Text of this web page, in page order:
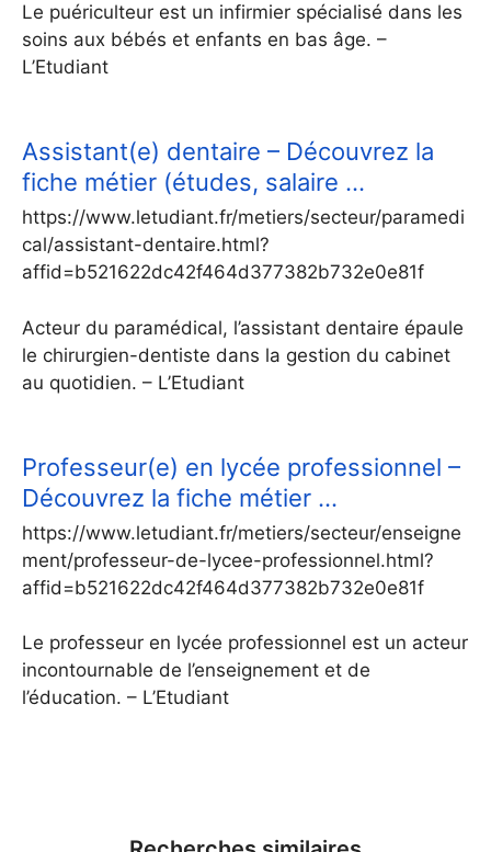
Le puériculteur est un infirmier spécialisé dans les
soins aux bébés et enfants en bas âge. –
L’Etudiant
Assistant(e) dentaire – Découvrez la
fiche métier (études, salaire …
https://www.letudiant.fr/metiers/secteur/paramedi
cal/assistant-dentaire.html?
affid=b521622dc42f464d377382b732e0e81f
Acteur du paramédical, l’assistant dentaire épaule
le chirurgien-dentiste dans la gestion du cabinet
au quotidien. – L’Etudiant
Professeur(e) en lycée professionnel –
Découvrez la fiche métier …
https://www.letudiant.fr/metiers/secteur/enseigne
ment/professeur-de-lycee-professionnel.html?
affid=b521622dc42f464d377382b732e0e81f
Le professeur en lycée professionnel est un acteur
incontournable de l’enseignement et de
l’éducation. – L’Etudiant